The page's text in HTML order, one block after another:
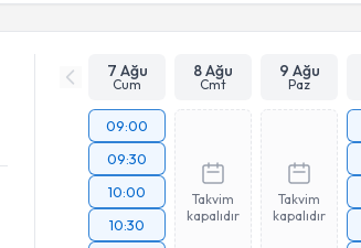
7 Ağu
Cum
8 Ağu
Cmt
9 Ağu
Paz
09:00
09:30
10:00
10:30
Takvim
kapalıdır
Takvim
kapalıdır